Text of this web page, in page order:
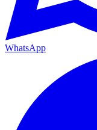
WhatsApp